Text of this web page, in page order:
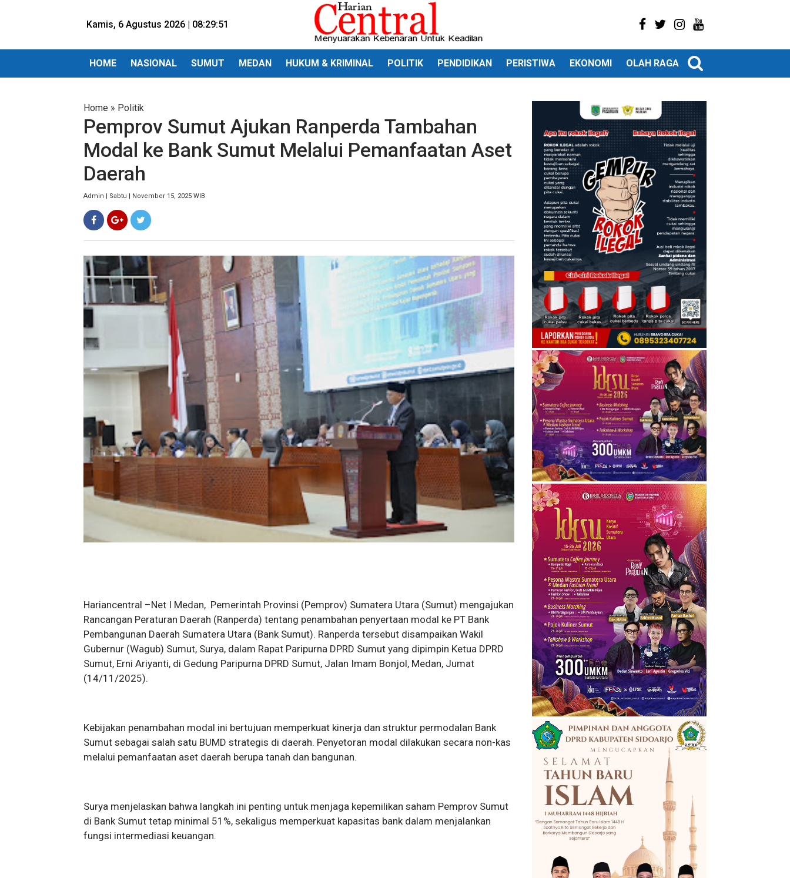
Kamis, 6 Agustus 2026 | 08:29:52
HOME NASIONAL SUMUT MEDAN HUKUM & KRIMINAL POLITIK PENDIDIKAN PERISTIWA EKONOMI OLAH RAGA
Home » Politik
Pemprov Sumut Ajukan Ranperda Tambahan
Modal ke Bank Sumut Melalui Pemanfaatan Aset
Daerah
Admin | Sabtu | November 15, 2025 WIB
Hariancentral –Net I Medan, Pemerintah Provinsi (Pemprov) Sumatera Utara (Sumut) mengajukan
Rancangan Peraturan Daerah (Ranperda) tentang penambahan penyertaan modal ke PT Bank
Pembangunan Daerah Sumatera Utara (Bank Sumut). Ranperda tersebut disampaikan Wakil
Gubernur (Wagub) Sumut, Surya, dalam Rapat Paripurna DPRD Sumut yang dipimpin Ketua DPRD
Sumut, Erni Ariyanti, di Gedung Paripurna DPRD Sumut, Jalan Imam Bonjol, Medan, Jumat
(14/11/2025).
Kebijakan penambahan modal ini bertujuan memperkuat kinerja dan struktur permodalan Bank
Sumut sebagai salah satu BUMD strategis di daerah. Penyetoran modal dilakukan secara non-kas
melalui pemanfaatan aset daerah berupa tanah dan bangunan.
Surya menjelaskan bahwa langkah ini penting untuk menjaga kepemilikan saham Pemprov Sumut
di Bank Sumut tetap minimal 51%, sekaligus memperkuat kapasitas bank dalam menjalankan
fungsi intermediasi keuangan.